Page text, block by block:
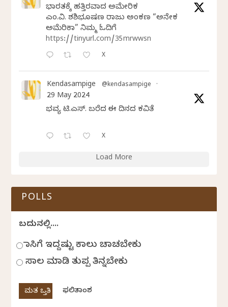
ಭಾರತಕ್ಕೆ ಹತ್ತಿರವಾದ ಅಮೇರಿಕ
ಎಂ.ವಿ. ಶಶಿಭೂಷಣ ರಾಜು ಅಂಕಣ “ಅನೇಕ
ಅಮೆರಿಕಾ” ನಿಮ್ಮ ಓದಿಗೆ
https://tinyurl.com/35mrwwsn
X
Kendasampige @kendasampige ·
29 May 2024
ಭವ್ಯ ಟಿ.ಎಸ್. ಬರೆದ ಈ ದಿನದ ಕವಿತೆ
X
Load More
POLLS
ಬದುಕಿನಲ್ಲಿ....
ಹಾಸಿಗೆ ಇದ್ದಷ್ಟು ಕಾಲು ಚಾಚಬೇಕು
ಸಾಲ ಮಾಡಿ ತುಪ್ಪ ತಿನ್ನಬೇಕು
ಫಲಿತಾಂಶ